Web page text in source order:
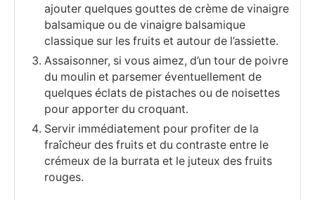
ajouter quelques gouttes de crème de vinaigre
balsamique ou de vinaigre balsamique
classique sur les fruits et autour de l’assiette.
Assaisonner, si vous aimez, d’un tour de poivre
du moulin et parsemer éventuellement de
quelques éclats de pistaches ou de noisettes
pour apporter du croquant.
Servir immédiatement pour profiter de la
fraîcheur des fruits et du contraste entre le
crémeux de la burrata et le juteux des fruits
rouges.